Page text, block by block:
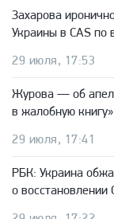
Захарова
Украины в CAS по
29 июля, 17:53
Журова — об
в жалобную книгу»
29 июля, 17:41
РБК: Украина
о